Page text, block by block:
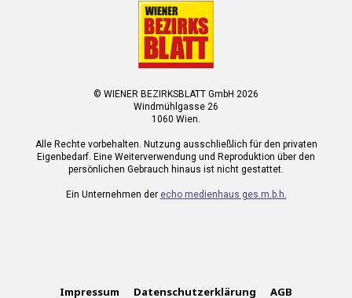
© WIENER BEZIRKSBLATT GmbH 2026
Windmühlgasse 26
1060 Wien.
Alle Rechte vorbehalten. Nutzung ausschließlich für den privaten
Eigenbedarf. Eine Weiterverwendung und Reproduktion über den
persönlichen Gebrauch hinaus ist nicht gestattet.
Ein Unternehmen der echo medienhaus ges.m.b.h.
Impressum Datenschutzerklärung AGB